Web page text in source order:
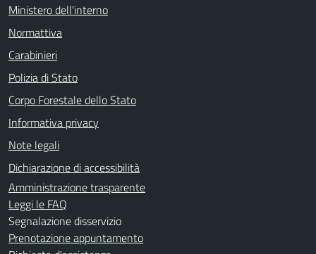
Ministero dell'interno
Normattiva
Carabinieri
Polizia di Stato
Corpo Forestale dello Stato
Informativa privacy
Note legali
Dichiarazione di accessibilità
Amministrazione trasparente
Leggi le FAQ
Segnalazione disservizio
Prenotazione appuntamento